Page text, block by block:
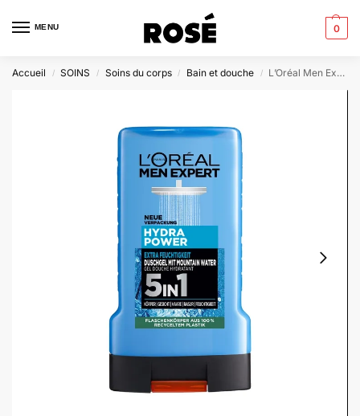
MENU 0
Accueil / SOINS / Soins du corps / Bain et douche / L’Oréal Men Expert – Hydra Power Extra Hydratation 5en1 Gel Douche